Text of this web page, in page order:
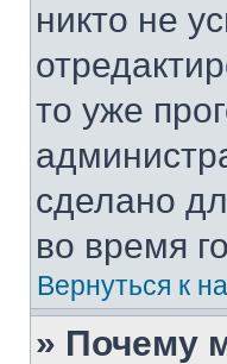
никто не
то уже
сделано
во время
Вернуться к
» Почему